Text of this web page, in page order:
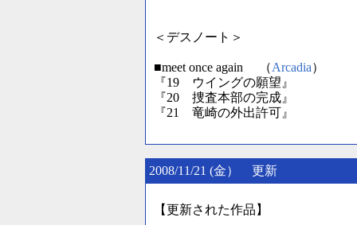
＜デスノート＞
■meet once again （Arcadia）
『19 ウイングの願望』
『20 捜査本部の完成』
『21 竜崎の外出許可』
2008/11/21 (金） 更新
【更新された作品】